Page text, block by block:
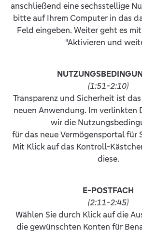
anschließend eine sechsstellige
bitte auf Ihrem Computer in das
Feld eingeben. Weiter geht es
"Aktivieren und
(1:51-2:10)
Transparenz und Sicherheit ist
neuen Anwendung. Im verlinkten
wir die
für das neue Vermögensportal für
Mit Klick auf das Kontroll-
diese.
E-POSTFACH
(2:11-2:45)
Wählen Sie durch Klick auf die
die gewünschten Konten für